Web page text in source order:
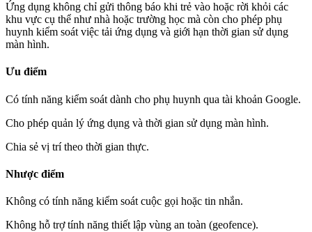
Ứng dụng không chỉ gửi thông báo khi trẻ vào hoặc rời khỏi các
khu vực cụ thể như nhà hoặc trường học mà còn cho phép phụ
huynh kiểm soát việc tải ứng dụng và giới hạn thời gian sử dụng
màn hình.
Ưu điểm
Có tính năng kiểm soát dành cho phụ huynh qua tài khoản Google.
Cho phép quản lý ứng dụng và thời gian sử dụng màn hình.
Chia sẻ vị trí theo thời gian thực.
Nhược điểm
Không có tính năng kiểm soát cuộc gọi hoặc tin nhắn.
Không hỗ trợ tính năng thiết lập vùng an toàn (geofence).